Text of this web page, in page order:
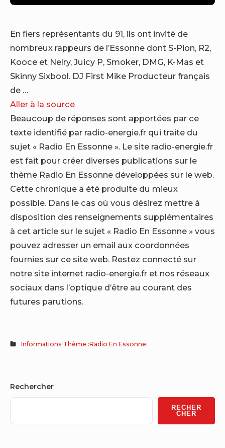
En fiers représentants du 91, ils ont invité de
nombreux rappeurs de l’Essonne dont S-Pion, R2,
Kooce et Nelry, Juicy P, Smoker, DMG, K-Mas et
Skinny Sixbool. DJ First Mike Producteur français
de …
Aller à la source
Beaucoup de réponses sont apportées par ce
texte identifié par radio-energie.fr qui traite du
sujet « Radio En Essonne ». Le site radio-energie.fr
est fait pour créer diverses publications sur le
thème Radio En Essonne développées sur le web.
Cette chronique a été produite du mieux
possible. Dans le cas où vous désirez mettre à
disposition des renseignements supplémentaires
à cet article sur le sujet « Radio En Essonne » vous
pouvez adresser un email aux coordonnées
fournies sur ce site web. Restez connecté sur
notre site internet radio-energie.fr et nos réseaux
sociaux dans l’optique d’être au courant des
futures parutions.
Informations Thème :Radio En Essonne:
Sidebar
Widget
Area
Rechercher
RECHER
CHER